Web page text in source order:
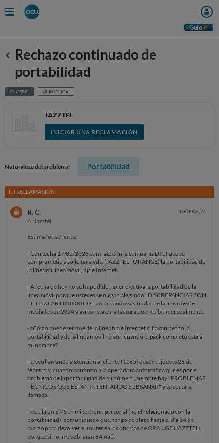
Guio
Anterior
Rechazo continuado de
portabilidad
CLOSED PÚBLICA
JAZZTEL
INICIAR UNA RECLAMACIÓN
Naturaleza del problema: Portabilidad
TU RECLAMACIÓN
R. C.
A: Jazztel
13/03/2026
Estimados señores:
- Con fecha 17/02/2026 contraté con la compañía DIGI que se
comprometió a solicitar a vds. (JAZZTEL - ORANGE) la portabilidad de
la línea mi línea móvil, fija e Internet.
- A fecha de hoy no se ha podido hacer efectiva la portabilidad de la
línea móvil porque ustedes se niegan alegando "DISCREPANCIAS CON
EL TITULAR HISTÓRICO", aún cuando soy titular de la línea desde
mediados de 2024 y así consta en la factura que recibo mensualmente.
- ¿Cómo puede ser que de la línea fija e Internet sí hayan hecho la
portabilidad y de la línea móvil no aún cuando el pack completo está a
mi nombre?
- Llevo llamando a atención al cliente (1565) desde el jueves 26 de
febrero y, cuando confirmo a la operadora automática que es por el
problema de la portabilidad de mi número, siempre hay "PROBLEMAS
TÉCNICOS QUE ESTÁN INTENTANDO SUBSANAR" y se corta la
llamada.
- Recibí un SMS en mi teléfono personal (no el relacionado con la
portabilidad), comunicando que, tengo de plazo hasta el día 14 de
marzo para devolver el router en las oficinas de ORANGE (JAZZTEL),
porque si no, me cobrarán 84,45€.